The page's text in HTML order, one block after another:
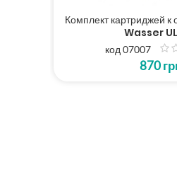
Комплект картриджей
Wasser
код 07007
870